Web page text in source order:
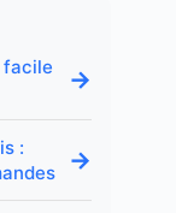
facile
→
:
→